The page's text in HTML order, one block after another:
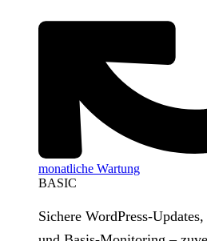
monatliche Wartung
BASIC
Sichere